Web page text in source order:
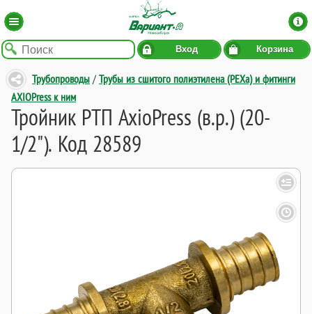
Вход Корзина
Трубопроводы / Трубы из сшитого полиэтилена (PEXa) и фитинги
AXIOPress к ним
Тройник РТП AxioPress (в.р.) (20-
1/2"). Код 28589